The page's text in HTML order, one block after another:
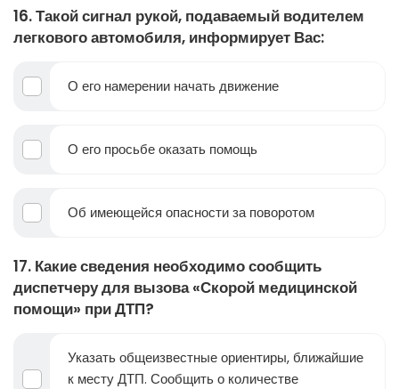
16. Такой сигнал рукой, подаваемый водителем
легкового автомобиля, информирует Вас:
О его намерении начать движение
О его просьбе оказать помощь
Об имеющейся опасности за поворотом
17. Какие сведения необходимо сообщить
диспетчеру для вызова «Скорой медицинской
помощи» при ДТП?
Указать общеизвестные ориентиры, ближайшие
к месту ДТП. Сообщить о количестве